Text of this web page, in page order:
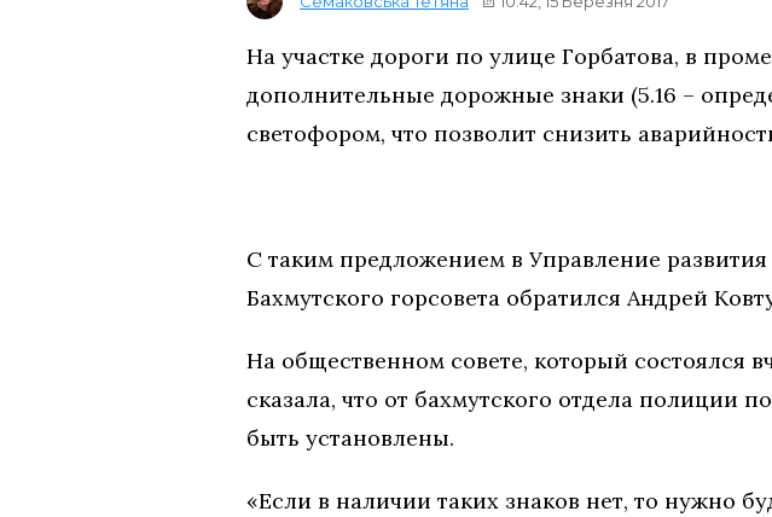
На участке дороги по улице Горбатова, в
дополнительные дорожные знаки (5.16 –
светофором, что позволит снизить
С таким предложением в Управление развития
Бахмутского горсовета обратился Андрей
На общественном совете, который состоялся
сказала, что от бахмутского отдела полиции
быть установлены.
«Если в наличии таких знаков нет, то нужно